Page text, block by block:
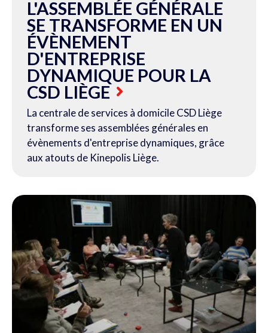
L'ASSEMBLÉE GÉNÉRALE
SE TRANSFORME EN UN
ÉVÈNEMENT
D'ENTREPRISE
DYNAMIQUE POUR LA
CSD LIÈGE
La centrale de services à domicile CSD Liège
transforme ses assemblées générales en
évènements d'entreprise dynamiques, grâce
aux atouts de Kinepolis Liège.